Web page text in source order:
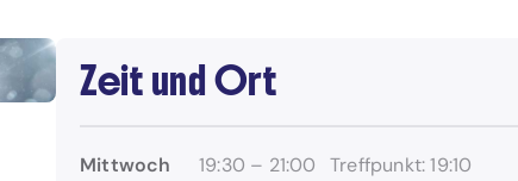
Zeit und Ort
Mittwoch 19:30 – 21:00 Treffpunkt: 19:10